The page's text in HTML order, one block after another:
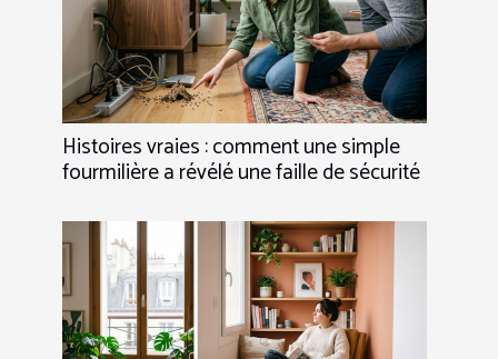
Histoires vraies : comment une simple
fourmilière a révélé une faille de sécurité